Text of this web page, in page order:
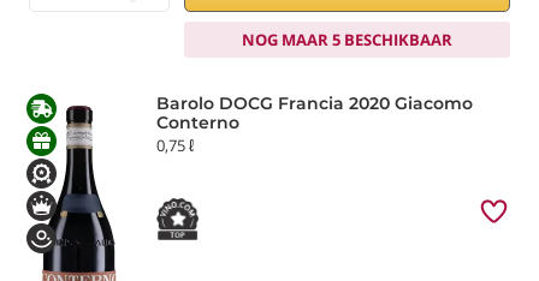
NOG MAAR 5 BESCHIKBAAR
Barolo DOCG Francia 2020 Giacomo
Conterno
0,75 ℓ